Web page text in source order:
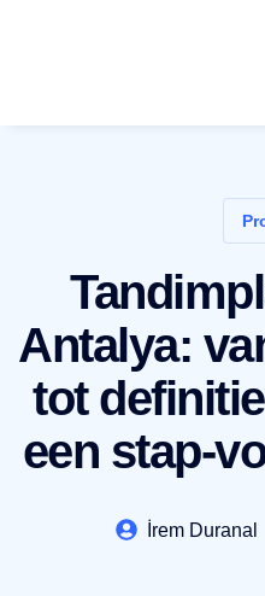
Antalya:
tot
een stap-
İrem Duranal